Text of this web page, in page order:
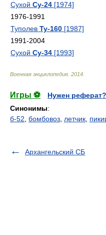
Сухой Су-24 [1974]
1976-1991
Туполев Ту-160 [1987]
1991-2004
Сухой Су-34 [1993]
Военная энциклопедия 2014
Игры ⚽
Нужен реферат?
Синонимы:
б-52 бомбовоз летчик
Архангельский СБ